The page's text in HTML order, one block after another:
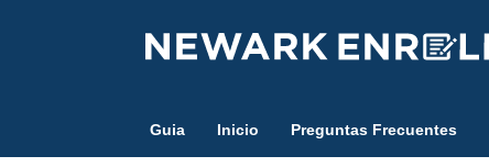
Guia Inicio Preguntas Frecuentes